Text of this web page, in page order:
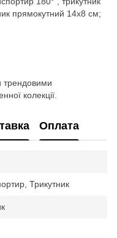
прямокутний 14х8 см;
трендовими
колекції.
Оплата
Трикутник